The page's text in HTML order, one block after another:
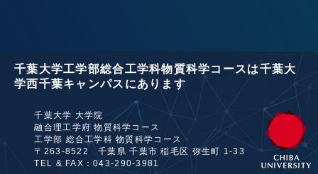
千葉大学工学部総合工学科物質科学コースは千葉大
学西千葉キャンパス にあります
千葉大学 大学院
融合理工学府 物質科学コース
工学部 総合工学科 物質科学コース
〒263-8522 千葉県 千葉市 稲毛区 弥生町 1-33
TEL & FAX：043-290-3981